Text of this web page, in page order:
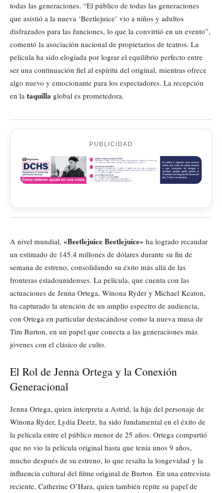
todas las generaciones. “El público de todas las generaciones
que asistió a la nueva ‘Beetlejuice’ vio a niños y adultos
disfrazados para las funciones, lo que la convirtió en un evento”,
comentó la asociación nacional de propietarios de teatros. La
película ha sido elogiada por lograr el equilibrio perfecto entre
ser una continuación fiel al espíritu del original, mientras ofrece
algo nuevo y emocionante para los espectadores. La recepción
en la taquilla global es prometedora.
PUBLICIDAD
A nivel mundial, «Beetlejuice Beetlejuice» ha logrado recaudar
un estimado de 145.4 millones de dólares durante su fin de
semana de estreno, consolidando su éxito más allá de las
fronteras estadounidenses. La película, que cuenta con las
actuaciones de Jenna Ortega, Winona Ryder y Michael Keaton,
ha capturado la atención de un amplio espectro de audiencia,
con Ortega en particular destacándose como la nueva musa de
Tim Burton, en un papel que conecta a las generaciones más
jóvenes con el clásico de culto.
El Rol de Jenna Ortega y la Conexión
Generacional
Jenna Ortega, quien interpreta a Astrid, la hija del personaje de
Winona Ryder, Lydia Deetz, ha sido fundamental en el éxito de
la película entre el público menor de 25 años. Ortega compartió
que no vio la película original hasta que tenía unos 9 años,
mucho después de su estreno, lo que resalta la longevidad y la
influencia cultural del filme original de Burton. En una entrevista
reciente, Catherine O’Hara, quien también repite su papel de